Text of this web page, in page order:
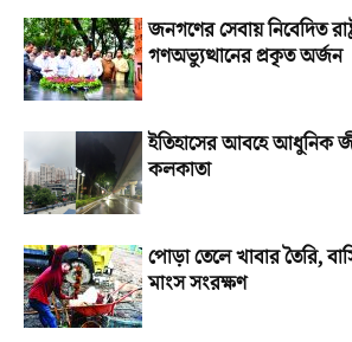
জনগণের সেবায় নিবেদিত
গণঅভ্যুত্থানের প্রকৃত অর্জন
ইতিহাসের আবহে আধুনিক
কলকাতা
পোড়া তেলে খাবার তৈরি,
মাংস সংরক্ষণ